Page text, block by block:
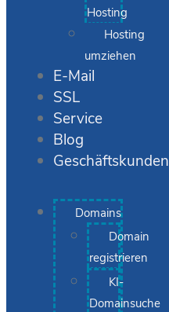
Hosting
Hosting
umziehen
E-Mail
SSL
Service
Blog
Geschäftskunden
Domains
Domain
registrieren
KI-
Domainsuche